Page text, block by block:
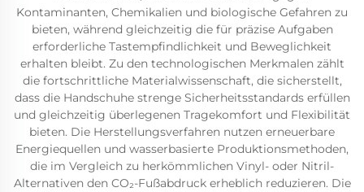
Kontaminanten, Chemikalien und biologische Gefahren zu
bieten, während gleichzeitig die für präzise Aufgaben
erforderliche Tastempfindlichkeit und Beweglichkeit
erhalten bleibt. Zu den technologischen Merkmalen zählt
die fortschrittliche Materialwissenschaft, die sicherstellt,
dass die Handschuhe strenge Sicherheitsstandards erfüllen
und gleichzeitig überlegenen Tragekomfort und Flexibilität
bieten. Die Herstellungsverfahren nutzen erneuerbare
Energiequellen und wasserbasierte Produktionsmethoden,
die im Vergleich zu herkömmlichen Vinyl- oder Nitril-
Alternativen den CO₂-Fußabdruck erheblich reduzieren. Die